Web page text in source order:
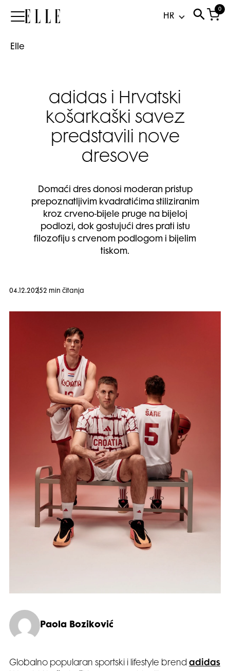
Elle
0
Elle
adidas i Hrvatski
košarkaški savez
predstavili nove
dresove
Domaći dres donosi moderan pristup
prepoznatljivim kvadratićima stiliziranim
kroz crveno-bijele pruge na bijeloj
podlozi, dok gostujući dres prati istu
filozofiju s crvenom podlogom i bijelim
tiskom.
04.12.20252 min čitanja
Paola Boziković
Globalno popularan sportski i lifestyle brend adidas